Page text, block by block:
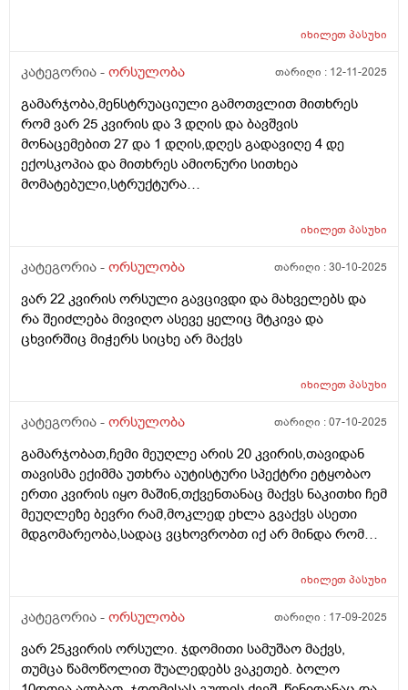
იხილეთპასუხი
კატეგორია - ორსულობა თარიღი : 12-11-2025
გამარჯობა,მენსტრუაციული გამოთვლით მითხრეს
რომ ვარ 25 კვირის და 3 დღის და ბავშვის
მონაცემებით 27 და 1 დღის,დღეს გადავიღე 4 დე
ექოსკოპია და მითხრეს ამიონური სითხეა
მომატებული,სტრუქტურა
ნაადრევი მშობიარობის,მაქვს ამ ბოლოს წელის
და ხაჭოსებრი გამონადენი,ნაცხის ანალიზმა კანდიდა
იხილეთპასუხი
კატეგორია - ორსულობა თარიღი :30-10-2025
ვარ 22 კვირის ორსული გავცივდი და მახველებს და
რა შეიძლება მივიღო ასევე ყელიც მტკივა და
ცხვირშიც მიჭერს სიცხე არ მაქვს
იხილეთპასუხი
კატეგორია - ორსულობა თარიღი :07-10-2025
გამარჯობათ,ჩემი მეუღლე არის 20 კვირის,თავიდან
თავისმა ექიმმა უთხრა აუტისტური სპექტრი ეტყობაო
ერთი კვირის იყო მაშინ,თქვენთანაც მაქვს ნაკითხი ჩემ
მეუღლეზე ბევრი რამ,მოკლედ ეხლა გვაქვს ასეთი
მდგომარეობა,სადაც ვცხოვრობთ იქ არ მინდა რომ
მკურნალობდა ჩემი მეუღლე ძალიან გაკვირვებული
იყოს,ორსულობა მიდის ძალიან
კარგად,გემახსოვრებით ალბათ მარიხუანას
იხილეთპასუხი
კატეგორია - ორსულობა თარიღი : 17-09-2025
ვარ 25კვირის ორსული. ჯდომითი სამუშაო მაქვს,
თუმცა წამოწოლით შუალედებს ვაკეთებ. ბოლო